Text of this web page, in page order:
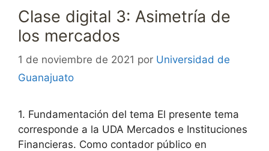
Clase digital 3: Asimetría de
los mercados
1 de noviembre de 2021 por Universidad de
Guanajuato
1. Fundamentación del tema El presente tema
corresponde a la UDA Mercados e Instituciones
Financieras. Como contador público en